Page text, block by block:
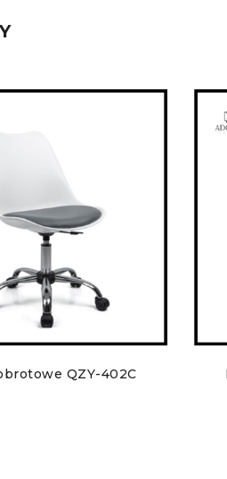
QZY-402C